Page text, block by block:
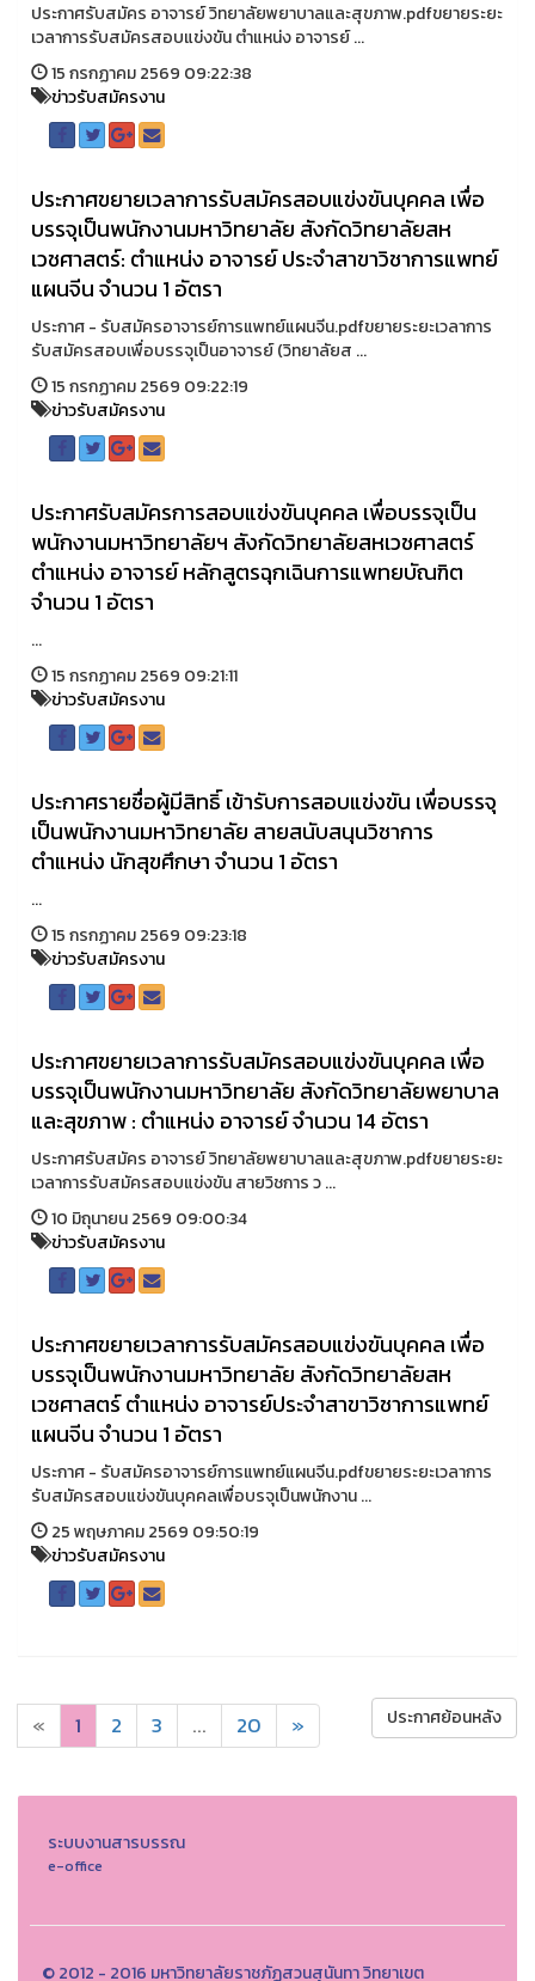
ประกาศรับสมัคร อาจารย์ วิทยาลัยพยาบาลและสุขภาพ.pdfขยายระยะ
เวลาการรับสมัครสอบแข่งขัน ตำแหน่ง อาจารย์ ...
15 กรกฏาคม 2569 09:22:38
ข่าวรับสมัครงาน
ประกาศขยายเวลาการรับสมัครสอบแข่งขันบุคคล เพื่อ
บรรจุเป็นพนักงานมหาวิทยาลัย สังกัดวิทยาลัยสห
เวชศาสตร์: ตำแหน่ง อาจารย์ ประจำสาขาวิชาการแพทย์
แผนจีน จำนวน 1 อัตรา
ประกาศ - รับสมัครอาจารย์การแพทย์แผนจีน.pdfขยายระยะเวลาการ
รับสมัครสอบเพื่อบรรจุเป็นอาจารย์ (วิทยาลัยส ...
15 กรกฏาคม 2569 09:22:19
ข่าวรับสมัครงาน
ประกาศรับสมัครการสอบแข่งขันบุคคล เพื่อบรรจุเป็น
พนักงานมหาวิทยาลัยฯ สังกัดวิทยาลัยสหเวชศาสตร์
ตำแหน่ง อาจารย์ หลักสูตรฉุกเฉินการแพทยบัณฑิต
จำนวน 1 อัตรา
...
15 กรกฏาคม 2569 09:21:11
ข่าวรับสมัครงาน
ประกาศรายชื่อผู้มีสิทธิ์ เข้ารับการสอบแข่งขัน เพื่อบรรจุ
เป็นพนักงานมหาวิทยาลัย สายสนับสนุนวิชาการ
ตำแหน่ง นักสุขศึกษา จำนวน 1 อัตรา
...
15 กรกฏาคม 2569 09:23:18
ข่าวรับสมัครงาน
ประกาศขยายเวลาการรับสมัครสอบแข่งขันบุคคล เพื่อ
บรรจุเป็นพนักงานมหาวิทยาลัย สังกัดวิทยาลัยพยาบาล
และสุขภาพ : ตำแหน่ง อาจารย์ จำนวน 14 อัตรา
ประกาศรับสมัคร อาจารย์ วิทยาลัยพยาบาลและสุขภาพ.pdfขยายระยะ
เวลาการรับสมัครสอบแข่งขัน สายวิชการ ว ...
10 มิถุนายน 2569 09:00:34
ข่าวรับสมัครงาน
ประกาศขยายเวลาการรับสมัครสอบแข่งขันบุคคล เพื่อ
บรรจุเป็นพนักงานมหาวิทยาลัย สังกัดวิทยาลัยสห
เวชศาสตร์ ตำแหน่ง อาจารย์ประจำสาขาวิชาการแพทย์
แผนจีน จำนวน 1 อัตรา
ประกาศ - รับสมัครอาจารย์การแพทย์แผนจีน.pdfขยายระยะเวลาการ
รับสมัครสอบแข่งขันบุคคลเพื่อบรจุเป็นพนักงาน ...
25 พฤษภาคม 2569 09:50:19
ข่าวรับสมัครงาน
« 1 2 3 ... 20 » ประกาศย้อนหลัง
ระบบงานสารบรรณ
e-office
© 2012 - 2016 มหาวิทยาลัยราชภัฏสวนสุนันทา วิทยาเขต